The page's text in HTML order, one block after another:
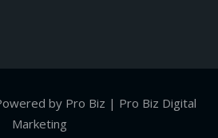
by Pro Biz | Pro Biz Digital
Marketing